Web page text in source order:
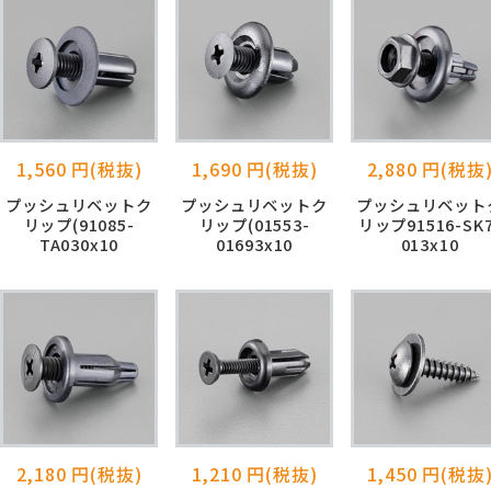
1,560 円(税抜)
プッシュリベットク
リップ(91085-
TA030x10
1,690 円(税抜)
プッシュリベットク
リップ(01553-
01693x10
2,880 円(税抜
プッシュリベット
リップ91516-
013x10
2,180 円(税抜) 1,210 円(税抜) 1,450 円(税抜